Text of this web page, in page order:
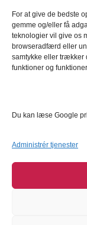
For at give de bedste
gemme og/eller få
teknologier vil give os
browseradfærd eller
samtykke eller trækker
funktioner og
Du kan læse Google
Administrér tjenester
Kundeservice
FAQ – Ofte stillede
Om Bagetid.dk
Se Fødevarestyrelsens